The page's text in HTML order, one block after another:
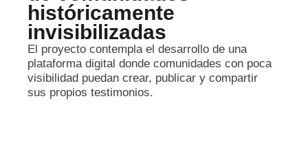
históricamente
invisibilizadas
El proyecto contempla el desarrollo de una
plataforma digital donde comunidades con poca
visibilidad puedan crear, publicar y compartir
sus propios testimonios.